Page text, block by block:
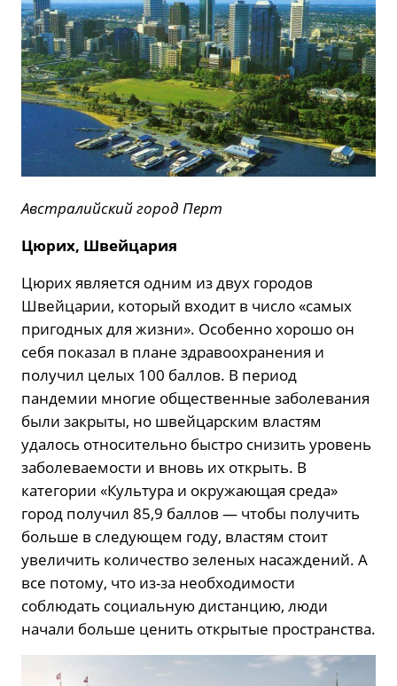
Австралийский город Перт
Цюрих, Швейцария
Цюрих является одним из двух городов
Швейцарии, который входит в число «самых
пригодных для жизни». Особенно хорошо он
себя показал в плане здравоохранения и
получил целых 100 баллов. В период
пандемии многие общественные заболевания
были закрыты, но швейцарским властям
удалось относительно быстро снизить уровень
заболеваемости и вновь их открыть. В
категории «Культура и окружающая среда»
город получил 85,9 баллов — чтобы получить
больше в следующем году, властям стоит
увеличить количество зеленых насаждений. А
все потому, что из-за необходимости
соблюдать социальную дистанцию, люди
начали больше ценить открытые пространства.